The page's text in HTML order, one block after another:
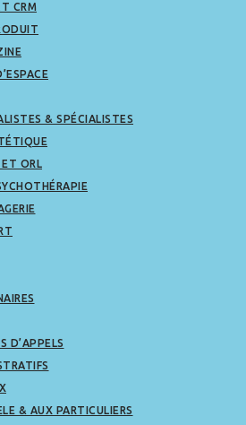
CRM
& SPÉCIALISTES
ORL
D’APPELS
& AUX PARTICULIERS